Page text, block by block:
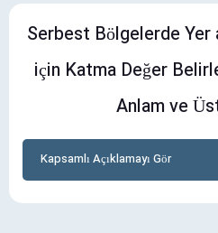
Serbest Bölgelerde
için Katma Değer
Anlam ve
Kapsamlı Açıklamayı Gör